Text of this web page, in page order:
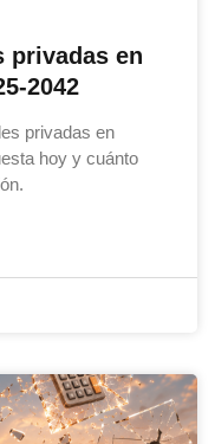
privadas en
2042
privadas en
hoy y cuánto